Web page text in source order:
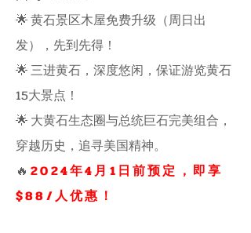
🌟黄石景区木屋免费升级（周日出
发），先到先得！
🌟三进黄石，深度悠闲，保证游览黄石
15大景点！
🌟 大黄石生态圈与总统巨石完美组合，
穿越历史，追寻美国精神。
​🔥2024年4月1日前预定，即享
$88/人优惠！